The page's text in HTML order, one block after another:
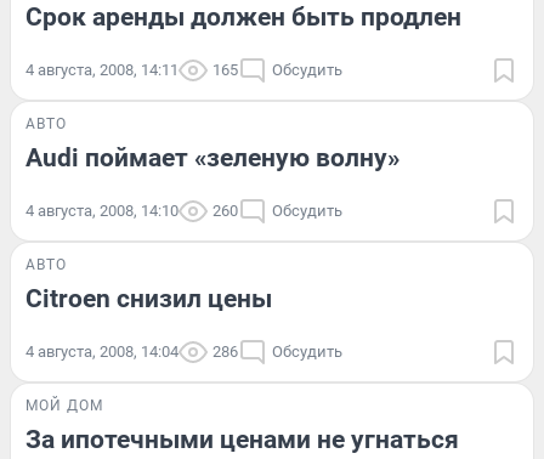
Срок аренды должен быть продлен
4 августа, 2008, 14:11 165 Обсудить
АВТО
Audi поймает «зеленую волну»
4 августа, 2008, 14:10 260 Обсудить
АВТО
Citroen снизил цены
4 августа, 2008, 14:04 286 Обсудить
МОЙ ДОМ
За ипотечными ценами не угнаться